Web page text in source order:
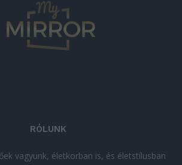
RÓLUNK
vagyunk, életkorban is, és életstílusban